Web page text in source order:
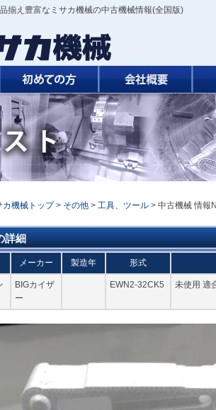
揃え豊富なミサカ機械の中古機械情報(全国版)
カ機械トップ > その他 > 工具、ツール > 中古機械 情報
詳細
メーカー 製造年 形式
BIGカイザ
ー
EWN2-32CK5 未使用 適